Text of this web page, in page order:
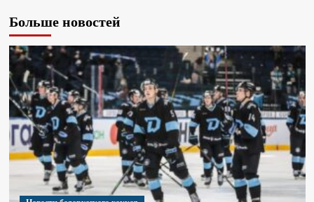
Больше новостей